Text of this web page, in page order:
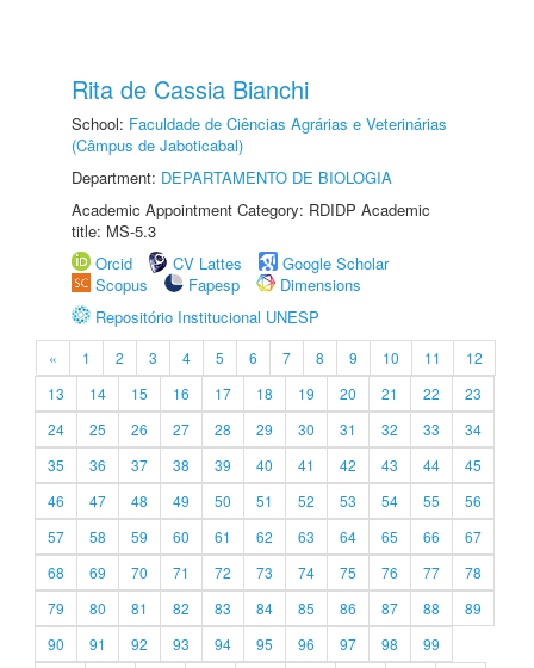
Rita de Cassia Bianchi
School: Faculdade de Ciências Agrárias e Veterinárias
(Câmpus de Jaboticabal)
Department: DEPARTAMENTO DE BIOLOGIA
Academic Appointment Category: RDIDP Academic
title: MS-5.3
Orcid
CV Lattes
Google Scholar
Scopus
Fapesp
Dimensions
Repositório Institucional UNESP
« 1 2 3 4 5 6 7 8 9 10 11
12
13
14 15 16 17 18 19 20 21 22
23
24
25 26 27 28 29 30 31 32 33
34
35
36 37 38 39 40 41 42 43 44
45
46
47 48 49 50 51 52 53 54 55
56
57
58 59 60 61 62 63 64 65 66
67
68
69 70 71 72 73 74 75 76 77
78
79
80 81 82 83 84 85 86 87 88
89
90
91 92 93 94 95 96 97 98
99